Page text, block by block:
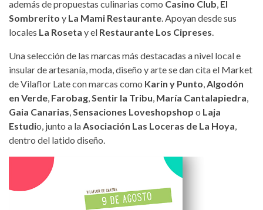
además de propuestas culinarias como Casino Club, El
Sombrerito y La Mami Restaurante. Apoyan desde sus
locales La Roseta y el Restaurante Los Cipreses.
Una selección de las marcas más destacadas a nivel local e
insular de artesanía, moda, diseño y arte se dan cita el Market
de Vilaflor Late con marcas como Karin y Punto,Algodón
en Verde, Farobag,Sentir la Tribu, María Cantalapiedra,
Gaia Canarias,Sensaciones Loveshopshop o Laja
Estudio, junto a laAsociación Las Loceras de La Hoya,
dentro del latido diseño.
cartel-vilaflor-late-2025.jpg